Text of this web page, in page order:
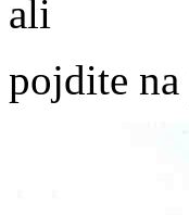
ali
pojdite na